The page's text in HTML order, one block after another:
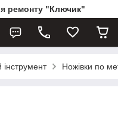
ремонту "Ключик"
інструмент Ножівки по